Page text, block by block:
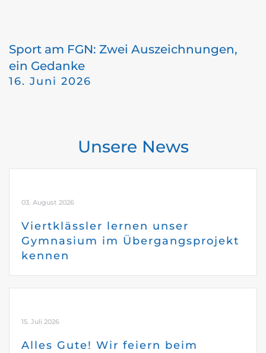
Sport am FGN: Zwei Auszeichnungen,
ein Gedanke
16. Juni 2026
Unsere News
03. August 2026
Viertklässler lernen unser
Gymnasium im Übergangsprojekt
kennen
15. Juli 2026
Alles Gute! Wir feiern beim